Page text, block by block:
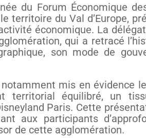
du Forum Économique
territoire du Val d’Europe,
économique. La
qui a retracé
son mode de
mis en évidence
territorial équilibré, un
Paris. Cette
aux participants
de cette agglomération.